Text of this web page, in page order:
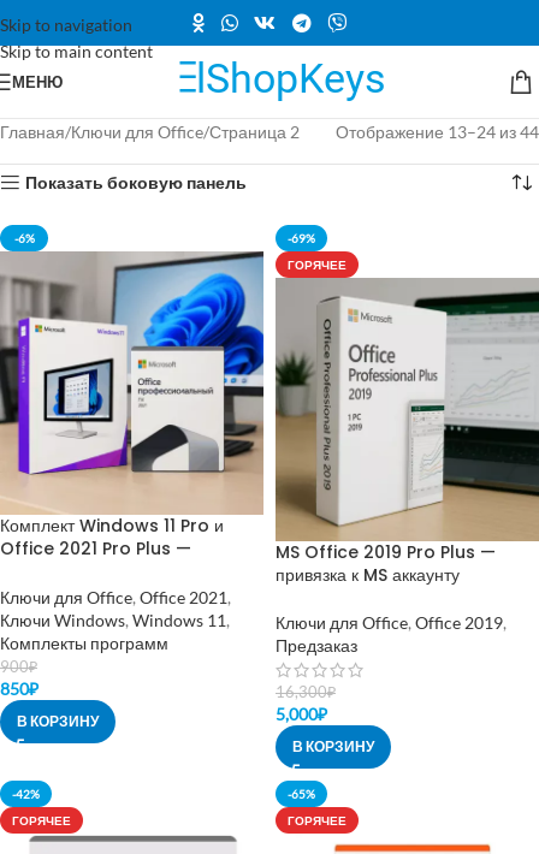
Skip to navigation
Skip to main content
МЕНЮ
Главная Ключи для Office Страница 2 Отображение 13–24 из 44
Показать боковую панель
-6%
Комплект Windows 11 Pro и
Office 2021 Pro Plus —
Ключи для Office, Office 2021,
Ключи Windows, Windows 11,
Комплекты программ
900₽
850₽
В КОРЗИНУ
-69%
ГОРЯЧЕЕ
MS Office 2019 Pro Plus —
привязка к MS аккаунту
Ключи для Office, Office 2019,
Предзаказ
16,300₽
5,000₽
В КОРЗИНУ
-42%
ГОРЯЧЕЕ
-65%
ГОРЯЧЕЕ